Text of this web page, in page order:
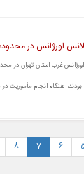
اورژانس در محدوده
غرب استان تهران در
بودند، هنگام انجام مأموریت
6
7
8